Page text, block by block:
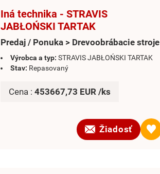
Iná technika - STRAVIS
JABŁOŃSKI TARTAK
Predaj / Ponuka > Drevoobrábacie stroje
Výrobca a typ: STRAVIS JABŁOŃSKI TARTAK
Stav: Repasovaný
Cena : 453667,73 EUR /ks
Žiadosť